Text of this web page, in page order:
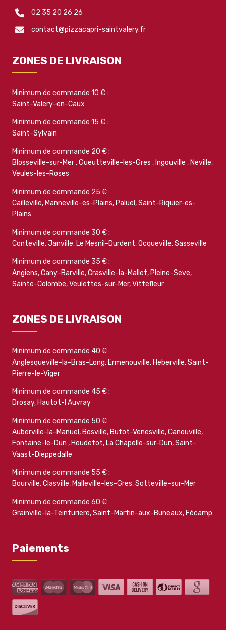
02 35 20 26 26
contact@pizzacapri-saintvalery.fr
ZONES DE LIVRAISON
Minimum de commande 10 € :
Saint-Valery-en-Caux
Minimum de commande 15 € :
Saint-Sylvain
Minimum de commande 20 € :
Blosseville-sur-Mer,Gueutteville-les-Gres ,Ingouville ,Neville,
Veules-les-Roses
Minimum de commande 25 € :
Cailleville,Manneville-es-Plains,Paluel,Saint-Riquier-es-
Plains
Minimum de commande 30 € :
Conteville,Janville,Le Mesnil-Durdent,Ocqueville,Sasseville
Minimum de commande 35 € :
Angiens,Cany-Barville,Crasville-la-Mallet,Pleine-Seve,
Sainte-Colombe,Veulettes-sur-Mer,Vittefleur
ZONES DE LIVRAISON
Minimum de commande 40 € :
Anglesqueville-la-Bras-Long,Ermenouville,Heberville,Saint-
Pierre-le-Viger
Minimum de commande 45 € :
Drosay,Hautot-l Auvray
Minimum de commande 50 € :
Auberville-la-Manuel,Bosville,Butot-Venesville,Canouville,
Fontaine-le-Dun ,Houdetot,La Chapelle-sur-Dun,Saint-
Vaast-Dieppedalle
Minimum de commande 55 € :
Bourville,Clasville,Malleville-les-Gres,Sotteville-sur-Mer
Minimum de commande 60 € :
Grainville-la-Teinturiere,Saint-Martin-aux-Buneaux,Fécamp
Paiements